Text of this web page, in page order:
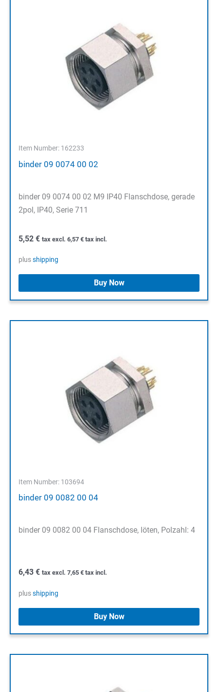
Item Number: 162233
binder 09 0074 00 02
binder 09 0074 00 02 M9 IP40 Flanschdose, gerade
2pol, IP40, Serie 711
5,52 € tax excl. 6,57 € tax incl.
plusshipping
Buy Now
Item Number: 103694
binder 09 0082 00 04
binder 09 0082 00 04 Flanschdose, löten, Polzahl: 4
6,43 € tax excl. 7,65 € tax incl.
plusshipping
Buy Now